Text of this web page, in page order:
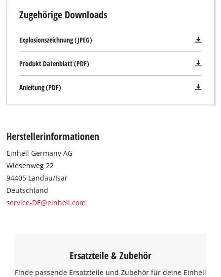
that
The
website
owner
to
setup
the
Zugehörige Downloads
Explosionszeichnung (JPEG)
Produkt Datenblatt (PDF)
Anleitung (PDF)
Herstellerinformationen
Einhell Germany AG
Wiesenweg 22
94405 Landau/Isar
Deutschland
service-DE@einhell.com
Ersatzteile & Zubehör
Finde passende Ersatzteile und Zubehör für deine Einhell